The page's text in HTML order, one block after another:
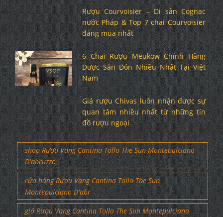
Rượu Courvoisier – Di sản Cognac
nước Pháp & Top 7 chai Courvoisier
đáng mua nhất
6 Chai Rượu Meukow Chính Hãng
Được Săn Đón Nhiều Nhất Tại Việt
Nam
Giá rượu Chivas luôn nhận được sự
quan tâm nhiều nhất từ những tín
đồ rượu ngoại
shop Rượu Vang Cantina Tollo The Sun Montepulciano
D'abruzzo
cửa hàng Rượu Vang Cantina Tollo The Sun
Montepulciano D'abr
giá Rượu Vang Cantina Tollo The Sun Montepulciano